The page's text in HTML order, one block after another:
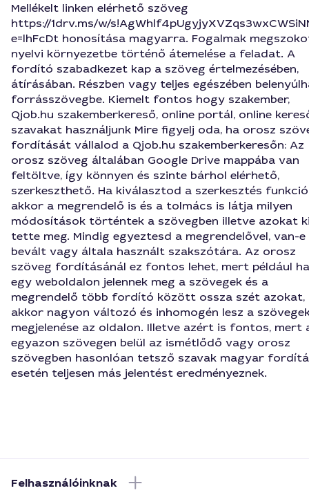
Mellékelt linken elérhető szöveg
https://1drv.ms/w/
e=lhFcDt honosítása magyarra. Fogalmak
nyelvi környezetbe történő átemelése a feladat. A
fordító szabadkezet kap a szöveg értelmezésében,
átírásában. Részben vagy teljes egészében
forrásszövegbe. Kiemelt fontos hogy szakember,
Qjob.hu szakemberkereső, online portál, online
szavakat használjunk Mire figyelj oda, ha orosz
fordítását vállalod a Qjob.hu szakemberkeresőn: Az
orosz szöveg általában Google Drive mappába van
feltöltve, így könnyen és szinte bárhol elérhető,
szerkeszthető. Ha kiválasztod a szerkesztés
akkor a megrendelő is és a tolmács is látja milyen
módosítások történtek a szövegben illetve azokat
tette meg. Mindig egyeztesd a megrendelővel, van-e
bevált vagy általa használt szakszótára. Az orosz
szöveg fordításánál ez fontos lehet, mert például ha
egy weboldalon jelennek meg a szövegek és a
megrendelő több fordító között ossza szét azokat,
akkor nagyon változó és inhomogén lesz a
megjelenése az oldalon. Illetve azért is fontos, mert
egyazon szövegen belül az ismétlődő vagy orosz
szövegben hasonlóan tetsző szavak magyar
esetén teljesen más jelentést eredményeznek.
Felhasználóinknak